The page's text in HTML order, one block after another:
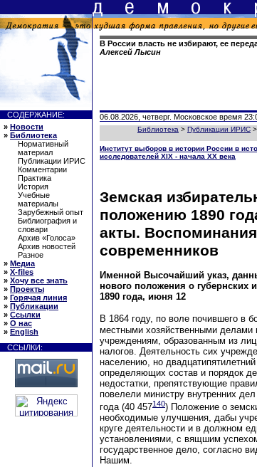
В России власть не избирают, ее
Алексей Лысин
СОДЕРЖАНИЕ:
» Новости
» Библиотека
Нормативный
материал
Публикации ИРИС
Комментарии
Практика
История
Учебные
материалы
Зарубежный опыт
Библиография и
словари
Архив «Голоса»
Архив новостей
Разное
» Медиа
» X-files
» Хочу все знать
» Проекты
» Горячая линия
» Публикации
» Ссылки
» О нас
» English
ССЫЛКИ:
06.08.2026, четверг. Московское время
Библиотека > Публикации ИРИС >
Институт выборов в истории России в
исследователей XIX - начала XX века
Земская
положению 1890
акты.
современников
Именной Высочайший указ,
нового положения о губернских
1890 года, июня 12
В 1864 году, по воле почившего в
местными хозяйственными делами
учреждениям, образованным из
налогов. Деятельность сих
населению, но
определяющих состав и порядок
недостатки, препятствующие
повелели министру внутренних
года (40 457140) Положение о
необходимые улучшения, дабы
круге деятельности и в должном
установлениями, с вящшим
государственное дело, согласно
Нашим.